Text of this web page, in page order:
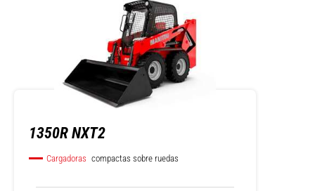
1350R NXT2
Cargadoras compactas sobre ruedas